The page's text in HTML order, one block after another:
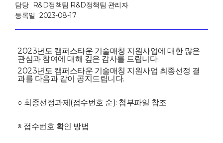
담당
R&D정책팀 R&D정책팀 관리자
등록일 2023-08-17
2023년도 캠퍼스타운 기술매칭 지원사업에 대한 많은
관심과 참여에 대해 깊은 감사를 드립니다.
2023년도 캠퍼스타운 기술매칭 지원사업 최종선정 결
과를 다음과 같이 공지드립니다.
○ 최종선정과제(접수번호 순): 첨부파일 참조
※ 접수번호 확인 방법